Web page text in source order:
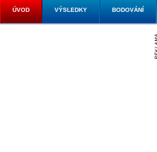
ÚVOD VÝSLEDKY BODOVÁNÍ